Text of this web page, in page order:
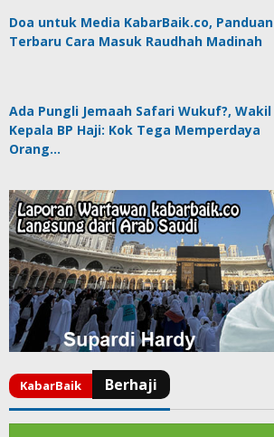
Doa untuk Media KabarBaik.co, Panduan
Terbaru Cara Masuk Raudhah Madinah
Ada Pungli Jemaah Safari Wukuf?, Wakil
Kepala BP Haji: Kok Tega Memperdaya
Orang…